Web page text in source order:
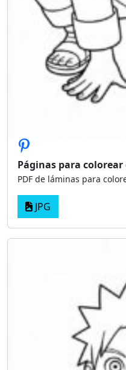
Páginas para colorear
PDF de láminas para
JPG